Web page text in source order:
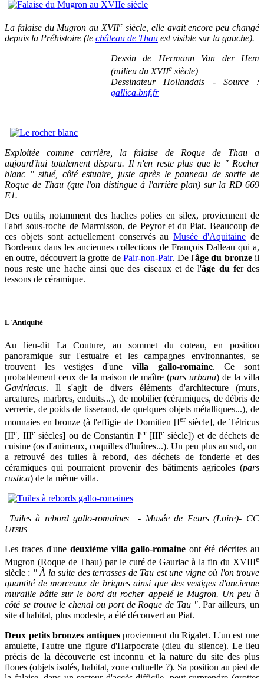
La falaise du Mugron au XVIIe siècle, elle avait encore peu changé
depuis la Préhistoire (le château de Thau est visible sur la gauche).
Dessin de Hermann Van der Hem
(milieu du XVIIe siècle)
Dessinateur Hollandais - Source :
gallica.bnf.fr
Exploitée comme carrière, la falaise de Roque de Thau a
aujourd'hui totalement disparu. Il n'en reste plus que le " Rocher
blanc " situé, côté estuaire, juste après le panneau de sortie de
Roque de Thau (que l'on distingue à l'arrière plan) sur la RD 669
E1.
Des outils, notamment des haches polies en silex, proviennent de
l'abri sous-roche de Marmisson, de Peyror et du Piat. Beaucoup de
ces objets sont actuellement conservés auMusée d'Aquitaine de
Bordeaux dans les anciennes collections de François Dalleau qui a,
en outre, découvert la grotte dePair-non-Pair. De l'âge du bronzeil
nous reste une hache ainsi que des ciseaux et de l'âge du fer des
tessons de céramique.
L'Antiquité
Au lieu-dit La Couture, au sommet du coteau, en position
panoramique sur l'estuaire et les campagnes environnantes, se
trouvent les vestiges d'une villa gallo-romaine. Ce sont
probablement ceux de la maison de maître (pars urbana) de la villa
Gaviriacus. Il s'agit de divers éléments d'architecture (murs,
arcatures, marbres, enduits...), de mobilier (céramiques, de débris de
verrerie, de poids de tisserand, de quelques objets métalliques...), de
monnaies en bronze (à l'effigie de Domitien [Iersiècle], de Tétricus
[IIe, IIIesiècles] ou de Constantin Ier [IIIesiècle]) et de déchets de
cuisine (os d'animaux, coquilles d'huîtres...). Un peu plus au sud, on
a retrouvé des tuiles à rebord, des déchets de fonderie et des
céramiques qui pourraient provenir des bâtiments agricoles (pars
rustica) de la même villa.
Tuiles à rebord gallo-romaines - Musée de Feurs (Loire)- CC
Ursus
Les traces d'une deuxième villa gallo-romaine ont été décrites au
Mugron (Roque de Thau) par le curé de Gauriac à la fin du XVIIIe
siècle : " À la suite des terrasses de Tau est une vigne où l'on trouve
quantité de morceaux de briques ainsi que des vestiges d'ancienne
muraille bâtie sur le bord du rocher appelé le Mugron. Un peu à
côté se trouve le chenal ou port de Roque de Tau ". Par ailleurs, un
site d'habitat, plus modeste, a été découvert au Piat.
Deux petits bronzes antiquesproviennent du Rigalet. L'un est une
amulette, l'autre une figure d'Harpocrate (dieu du silence). Le lieu
précis de la découverte est inconnu et la nature du site des plus
floues (objets isolés, habitat, zone cultuelle ?). Sa position au pied de